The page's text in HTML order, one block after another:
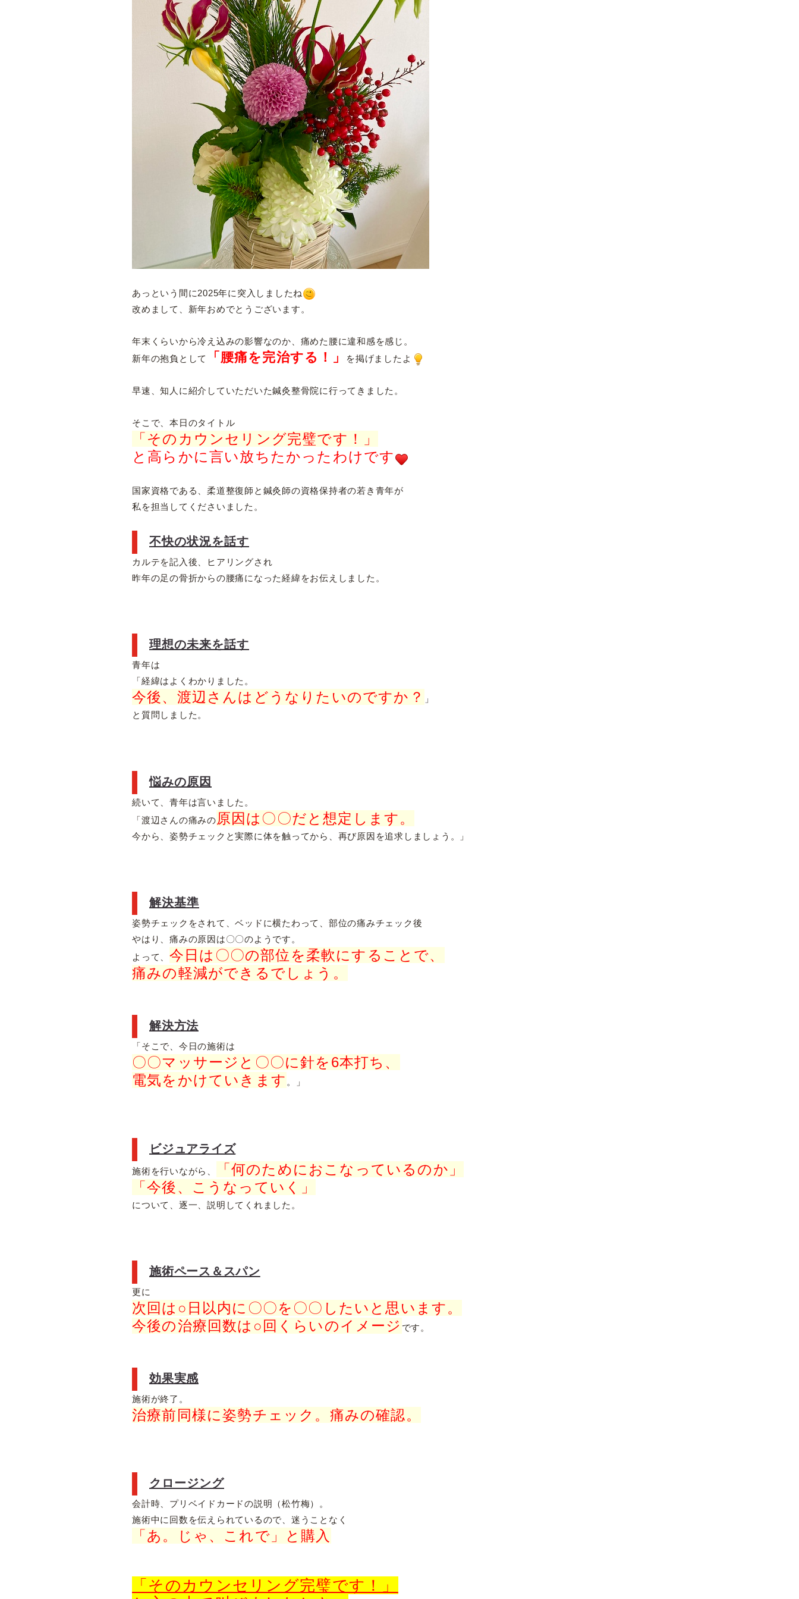
あっという間に2025年に突入しましたね
改めまして、新年おめでとうございます。
年末くらいから冷え込みの影響なのか、痛めた腰に違和感を感じ。
新年の抱負として
「腰痛を完治する！」 を掲げましたよ
早速、知人に紹介していただいた鍼灸整骨院に行ってきました。
そこで、本日のタイトル
「そのカウンセリング完璧です！」
と高らかに言い放ちたかったわけです
国家資格である、柔道整復師と鍼灸師の資格保持者の若き青年が
私を担当してくださいました。
不快の状況を話す
カルテを記入後、ヒアリングされ
昨年の足の骨折からの腰痛になった経緯をお伝えしました。
理想の未来を話す
青年は
「経緯はよくわかりました。
今後、渡辺さんはどうなりたいのですか？
」
と質問しました。
悩みの原因
続いて、青年は言いました。
「渡辺さんの痛みの 原因は〇〇だと想定します。
今から、姿勢チェックと実際に体を触ってから、再び原因を追求しましょう。」
解決基準
姿勢チェックをされて、ベッドに横たわって、部位の痛みチェック後
やはり、痛みの原因は〇〇のようです。
よって、 今日は〇〇の部位を柔軟にすることで、
痛みの軽減ができるでしょう。
解決方法
「そこで、今日の施術は
〇〇マッサージと〇〇に針を6本打ち、
電気をかけていきます 。」
ビジュアライズ
施術を行いながら、
「何のためにおこなっているのか」
「今後、こうなっていく」
について、逐一、説明してくれました。
施術ペース＆スパン
更に
次回は○日以内に〇〇を〇〇したいと思います。
今後の治療回数は○回くらいのイメージ です。
効果実感
施術が終了。
治療前同様に姿勢チェック。痛みの確認。
クロージング
会計時、プリベイドカードの説明（松竹梅）。
施術中に回数を伝えられているので、迷うことなく
「あ。じゃ、これで」と購入
「そのカウンセリング完璧です！」